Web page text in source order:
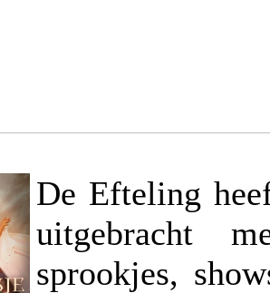
De Efteling
uitgebracht
sprookjes,